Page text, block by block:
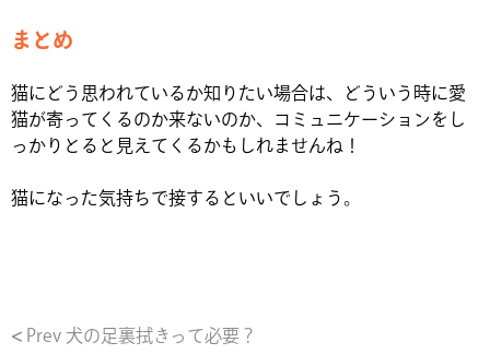
まとめ
猫にどう思われているか知りたい場合は、どういう時に愛
猫が寄ってくるのか来ないのか、コミュニケーションをし
っかりとると見えてくるかもしれませんね！
猫になった気持ちで接するといいでしょう。
Prev 犬の足裏拭きって必要？